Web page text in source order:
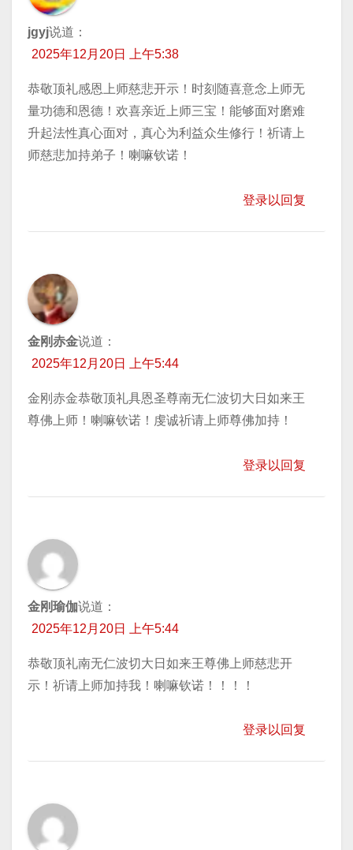
jgyj说道：
2025年12月20日 上午5:38
恭敬顶礼感恩上师慈悲开示！时刻随喜意念上师无
量功德和恩德！欢喜亲近上师三宝！能够面对磨难
升起法性真心面对，真心为利益众生修行！祈请上
师慈悲加持弟子！喇嘛钦诺！
登录以回复
金刚赤金说道：
2025年12月20日 上午5:44
金刚赤金恭敬顶礼具恩圣尊南无仁波切大日如来王
尊佛上师！喇嘛钦诺！虔诚祈请上师尊佛加持！
登录以回复
金刚瑜伽说道：
2025年12月20日 上午5:44
恭敬顶礼南无仁波切大日如来王尊佛上师慈悲开
示！祈请上师加持我！喇嘛钦诺！！！！
登录以回复